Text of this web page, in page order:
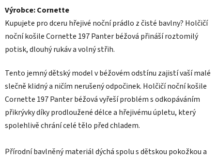
Výrobce: Cornette
Kupujete pro dceru hřejivé noční prádlo z čisté bavlny? Holčičí
noční košile Cornette 197 Panter béžová přináší roztomilý
potisk, dlouhý rukáv a volný střih.
Tento jemný dětský model v béžovém odstínu zajistí vaší malé
slečně klidný a ničím nerušený odpočinek. Holčičí noční košile
Cornette 197 Panter béžová vyřeší problém s odkopáváním
přikrývky díky prodloužené délce a hřejivému úpletu, který
spolehlivě chrání celé tělo před chladem.
Přírodní bavlněný materiál dýchá spolu s dětskou pokožkou a